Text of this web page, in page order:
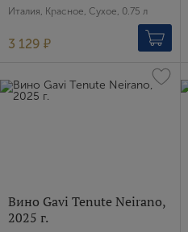
Италия, Красное, Сухое, 0.75 л
3 129 ₽
Вино Gavi Tenute Neirano,
2025 г.